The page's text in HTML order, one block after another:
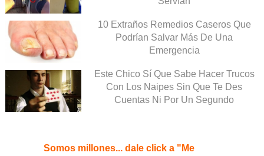
10 Extraños Remedios Caseros Que
Podrían Salvar Más De Una
Emergencia
Este Chico Sí Que Sabe Hacer Trucos
Con Los Naipes Sin Que Te Des
Cuentas Ni Por Un Segundo
Somos millones... dale click a "Me